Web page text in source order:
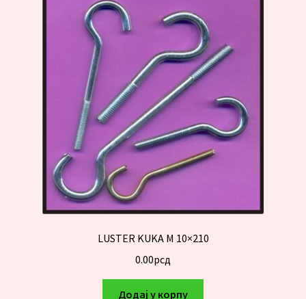
LUSTER KUKA M 10×210
0.00рсд
Додај у корпу